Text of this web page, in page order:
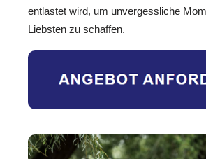
entlastet wird, um unvergessliche
Liebsten zu schaffen.